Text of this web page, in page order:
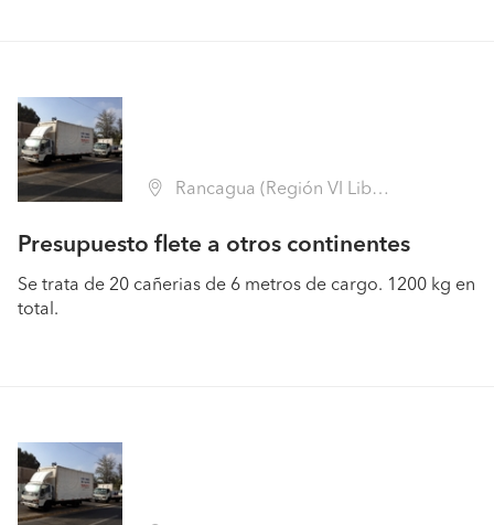
Rancagua (Región VI Libertador B. O'Higgins - Cachapoal)
Presupuesto flete a otros continentes
Se trata de 20 cañerias de 6 metros de cargo. 1200 kg en
total.